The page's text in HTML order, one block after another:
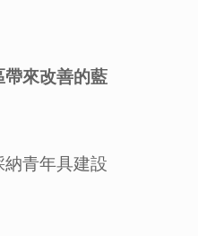
來改善的藍
納青年具建設